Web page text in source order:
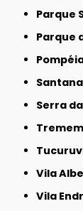
Parque
Parque
Santana
Serra
Vila
Vila